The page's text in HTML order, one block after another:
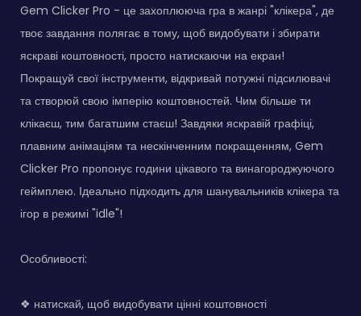
Gem Clicker Pro - це захоплююча гра в жанрі "клікера", де
твоє завдання полягає в тому, щоб видобувати і збирати
яскраві коштовності, просто натискаючи на екран!
Покращуй свої інструменти, відкривай потужні підсилювачі
та створюй свою імперію коштовностей. Чим більше ти
клікаєш, тим багатшим стаєш! Завдяки яскравій графіці,
плавним анімаціям та нескінченним покращенням, Gem
Clicker Pro пропонує години цікавого та винагороджуючого
геймплею. Ідеально підходить для шанувальників клікера та
ігор в режимі "idle"!
Особливості:
❖ натискай, щоб видобувати цінні коштовності